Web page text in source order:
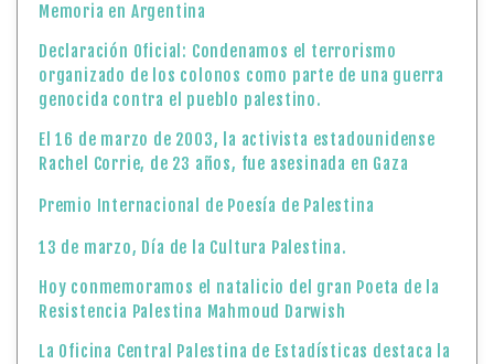
Memoria en Argentina
Declaración Oficial: Condenamos el terrorismo
organizado de los colonos como parte de una guerra
genocida contra el pueblo palestino.
El 16 de marzo de 2003, la activista estadounidense
Rachel Corrie, de 23 años, fue asesinada en Gaza
Premio Internacional de Poesía de Palestina
13 de marzo, Día de la Cultura Palestina.
Hoy conmemoramos el natalicio del gran Poeta de la
Resistencia Palestina Mahmoud Darwish
La Oficina Central Palestina de Estadísticas destaca la